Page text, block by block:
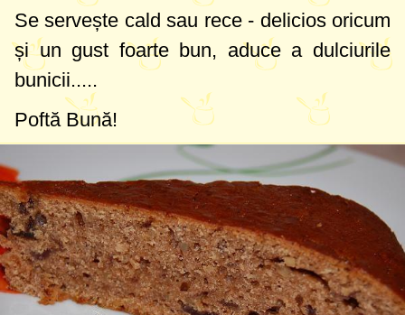
Se servește cald sau rece - delicios oricum
și un gust foarte bun, aduce a dulciurile
bunicii.....
Poftă Bună!